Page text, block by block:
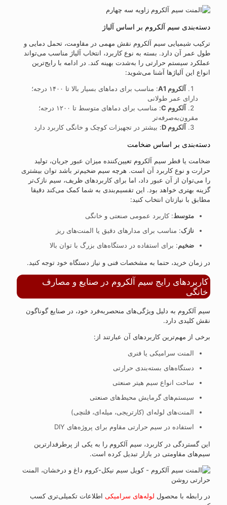
دسته‌بندی سیم آلکروم بر اساس آلیاژ
ترکیب شیمیایی سیم آلکروم نقش مهمی در مقاومت، تحمل دمایی و
طول عمر آن دارد. بسته به نوع کاربرد، انتخاب آلیاژ مناسب می‌تواند
عملکرد سیستم حرارتی را به‌شدت بهینه کند. در ادامه با رایج‌ترین
انواع این آلیاژها آشنا می‌شوید:
آلکروم
: مناسب برای دماهای بسیار بالا تا ۱۴۰۰ درجه؛
دارای عمر طولانی
آلکروم
: مناسب برای دماهای متوسط تا ۱۲۰۰ درجه؛
مقرون‌به‌صرفه‌تر
آلکروم
: بیشتر در تجهیزات کوچک و خانگی کاربرد دارد
دسته‌بندی بر اساس ضخامت
ضخامت یا قطر سیم آلکروم تعیین‌کننده میزان عبور جریان، تولید
حرارت و نوع کاربرد آن است. هرچه سیم ضخیم‌تر باشد توان بیشتری
را می‌توان از آن عبور داد، اما برای کاربردهای ظریف، سیم نازک‌تر
گزینه بهتری خواهد بود. این تقسیم‌بندی به شما کمک می‌کند دقیقا
مطابق با نیازتان انتخاب کنید:
متوسط: کاربرد عمومی صنعتی و خانگی
نازک: مناسب برای مدارهای دقیق یا المنت‌های ریز
ضخیم: برای استفاده در دستگاه‌های بزرگ با توان بالا
در زمان خرید، حتما به مشخصات فنی و نیاز دستگاه خود توجه کنید.
کاربردهای رایج سیم آلکروم در صنایع و مصارف
خانگی
سیم آلکروم به دلیل ویژگی‌های منحصربه‌فرد خود، در صنایع گوناگون
نقش کلیدی دارد.
برخی از مهم‌ترین کاربردهای آن عبارتند از:
المنت سرامیکی یا فنری
دستگاه‌های بسته‌بندی حرارتی
ساخت انواع سیم هیتر صنعتی
سیستم‌های گرمایش محیط‌های صنعتی
المنت‌های لوله‌ای (کارتریجی، میله‌ای، فلنچی)
استفاده در سیم حرارتی مقاوم برای پروژه‌های DIY
این گستردگی در کاربرد، سیم آلکروم را به یکی از پرطرفدارترین
سیم‌های مقاومتی در بازار تبدیل کرده است.
در رابطه با محصول لوله‌های سرامیکی اطلاعات تکمیلی‌تری کسب